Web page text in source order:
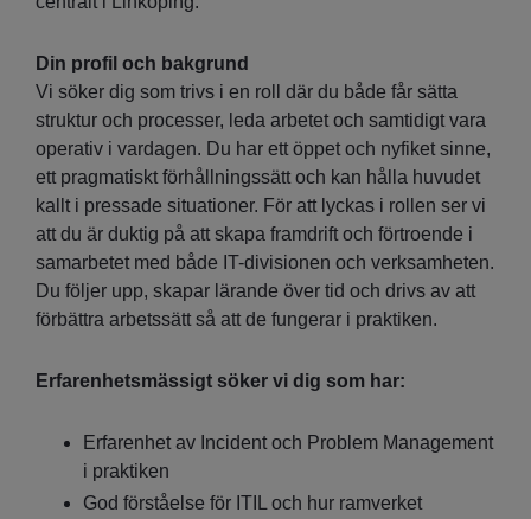
Din profil och bakgrund
Vi söker dig som trivs i en roll där du både får sätta
struktur och processer, leda arbetet och samtidigt vara
operativ i vardagen. Du har ett öppet och nyfiket sinne,
ett pragmatiskt förhållningssätt och kan hålla huvudet
kallt i pressade situationer. För att lyckas i rollen ser vi
att du är duktig på att skapa framdrift och förtroende i
samarbetet med både IT-divisionen och verksamheten.
Du följer upp, skapar lärande över tid och drivs av att
förbättra arbetssätt så att de fungerar i praktiken.
Erfarenhetsmässigt söker vi dig som har:
Erfarenhet av Incident och Problem Management
i praktiken
God förståelse för ITIL och hur ramverket